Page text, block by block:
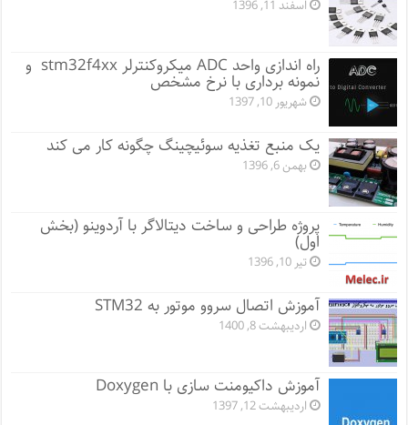
اسفند 11, 1396
راه اندازی واحد ADC میکروکنترلر stm32f4xx و
نمونه برداری با نرخ مشخص
شهریور 10, 1397
یک منبع تغذیه سوئیچینگ چگونه کار می کند
بهمن 6, 1396
پروژه طراحی و ساخت دیتالاگر با آردوینو (بخش
اول)
تیر 10, 1396
آموزش اتصال سروو موتور به STM32
اردیبهشت 8, 1400
آموزش داکیومنت سازی با Doxygen
اردیبهشت 12, 1397